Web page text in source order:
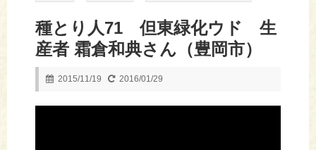
種とり人71 但東緑化ウド 生
産者 霜倉和典さん（豊岡市）
2015/11/19 2016/01/29